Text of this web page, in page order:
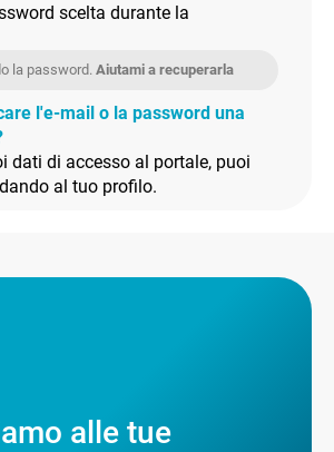
scelta durante la
la password. Aiutami a recuperarla
l'e-mail o la password una
dati di accesso al portale, puoi
al tuo profilo.
alle tue